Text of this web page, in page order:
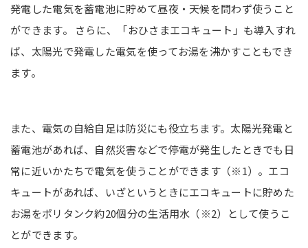
発電した電気を蓄電池に貯めて昼夜・天候を問わず使うこと
ができます。 さらに、「おひさまエコキュート」も導入すれ
ば、太陽光で発電した電気を使ってお湯を沸かすこともでき
ます。
また、電気の自給自足は防災にも役立ちます。太陽光発電と
蓄電池があれば、自然災害などで停電が発生したときでも日
常に近いかたちで電気を使うことができます（※1）。エコ
キュートがあれば、いざというときにエコキュートに貯めた
お湯をポリタンク約20個分の生活用水（※2）として使うこ
とができます。